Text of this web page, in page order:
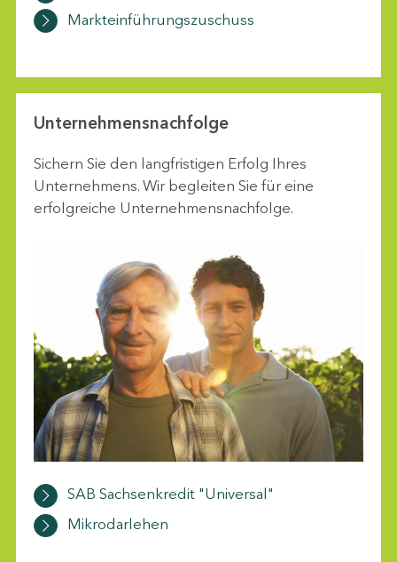
Markteinführungszuschuss
Unternehmensnachfolge
Sichern Sie den langfristigen Erfolg Ihres
Unternehmens. Wir begleiten Sie für eine
erfolgreiche Unternehmensnachfolge.
SAB Sachsenkredit "Universal"
Mikrodarlehen